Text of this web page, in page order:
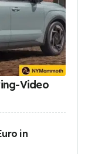
Video
in